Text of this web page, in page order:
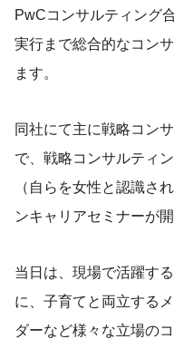
PwCコンサルティング
実行まで総合的なコン
ます。
同社にて主に戦略コン
で、戦略コンサルティ
（自らを女性と認識さ
ンキャリアセミナーが開
当日は、現場で活躍す
に、子育てと両立する
ダーなど様々な立場の